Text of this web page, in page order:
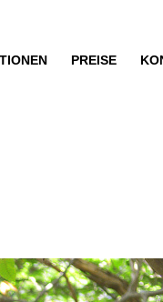
PREISE